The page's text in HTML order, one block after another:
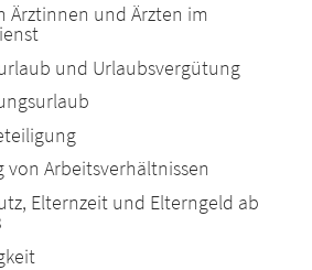
Ärztinnen und Ärzten im
und Urlaubsvergütung
von Arbeitsverhältnissen
Elternzeit und Elterngeld ab